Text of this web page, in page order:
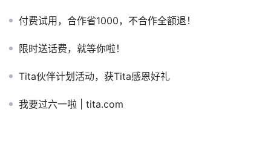
付费试用，合作省1000，不合作全额退！
限时送话费，就等你啦！
Tita伙伴计划活动，获Tita感恩好礼
我要过六一啦 | tita.com